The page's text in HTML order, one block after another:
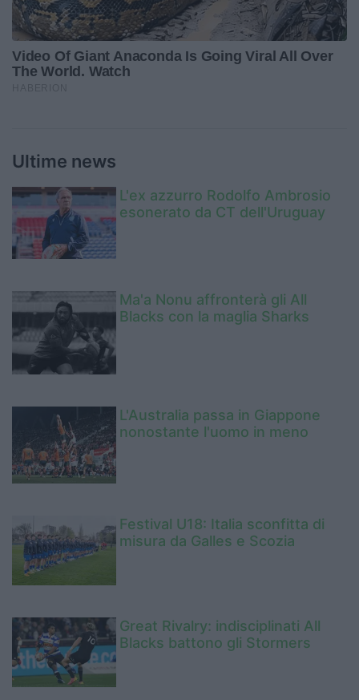
Ultime news
L'ex azzurro Rodolfo Ambrosio
esonerato da CT dell'Uruguay
Ma'a Nonu affronterà gli All
Blacks con la maglia Sharks
L'Australia passa in Giappone
nonostante l'uomo in meno
Festival U18: Italia sconfitta di
misura da Galles e Scozia
Great Rivalry: indisciplinati All
Blacks battono gli Stormers